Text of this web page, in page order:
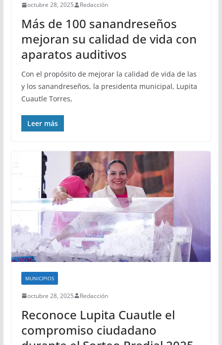
octubre 28, 2025 Redacción
Más de 100 sanandreseños
mejoran su calidad de vida con
aparatos auditivos
Con el propósito de mejorar la calidad de vida de las
y los sanandreseños, la presidenta municipal, Lupita
Cuautle Torres,
Leer más
MUNICIPIOS
octubre 28, 2025 Redacción
Reconoce Lupita Cuautle el
compromiso ciudadano